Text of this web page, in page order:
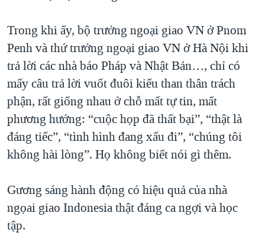
Trong khi ấy, bộ trưởng ngoại giao VN ở Pnom
Penh và thứ trưởng ngoại giao VN ở Hà Nội khi
trả lời các nhà báo Pháp và Nhật Bản…, chỉ có
mấy câu trả lời vuốt đuôi kiểu than thân trách
phận, rất giống nhau ở chỗ mất tự tin, mất
phương hướng: “cuộc họp đã thất bại”, “thật là
đáng tiếc”, “tình hình đang xấu đi”, “chúng tôi
không hài lòng”. Họ không biết nói gì thêm.
Gương sáng hành động có hiệu quả của nhà
ngọai giao Indonesia thật đáng ca ngợi và học
tập.